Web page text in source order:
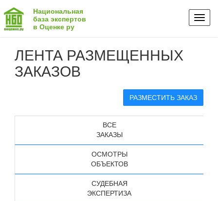
Национальная
база экспертов
в Оценке ру
ЛЕНТА РАЗМЕЩЕННЫХ
ЗАКАЗОВ
РАЗМЕСТИТЬ ЗАКАЗ
ВСЕ
ЗАКАЗЫ
ОСМОТРЫ
ОБЪЕКТОВ
СУДЕБНАЯ
ЭКСПЕРТИЗА